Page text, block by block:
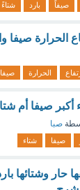
صيفاً بارد شتاءً
الحرارة صيفا
الحرارة صيفا
صيفا أم
صبا
صيفا شتاء
حار وشتائها